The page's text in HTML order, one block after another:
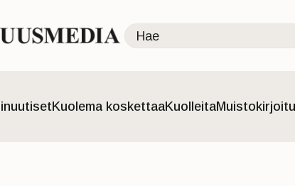
Kuolema koskettaaKuolleita